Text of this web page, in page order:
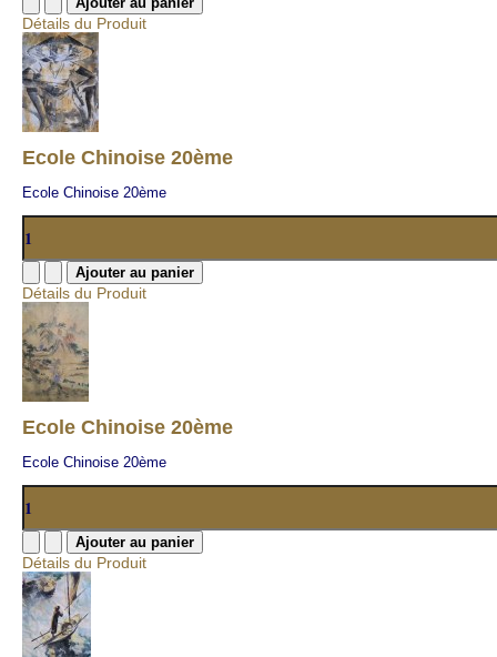
Détails du Produit
Ecole Chinoise 20ème
Ecole Chinoise 20ème
Détails du Produit
Ecole Chinoise 20ème
Ecole Chinoise 20ème
Détails du Produit